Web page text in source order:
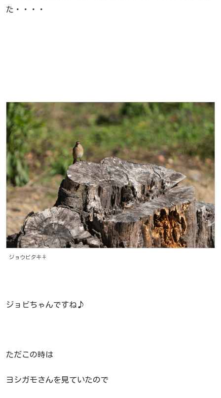
た・・・・
ジョウビタキ♀
ジョビちゃんですね♪
ただこの時は
ヨシガモさんを見ていたので